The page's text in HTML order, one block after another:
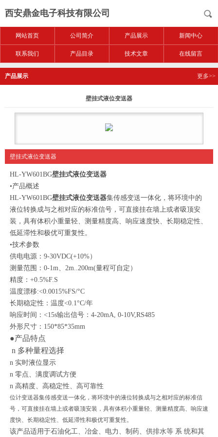
西安鼎金电子科技有限公司
网站首页 公司简介 产品展示 新闻中心
联系我们 产品目录 技术文章 在线留言
产品展示 更多>>
壁挂式液位变送器
壁挂式液位变送器
HL-YW601BG壁挂式液位变送器
•产品概述
HL-YW601BG壁挂式液位变送器集传感变送一体化，将环境中的
液位转换成与之相对应的标准信号，可直接挂在墙上或者吸顶安
装，具有体积小重量轻、测量精度高、响应速度快、长期稳定性、
低延滞性和极优可重复性。
•技术参数
供电电源：9-30VDC(+10%）
测量范围：0-1m、2m..200m(量程可自定）
精度：+0.5%F.S
温度漂移:<0.0015%FS/°C
长期稳定性：温度<0.1°C/年
响应时间：<15s输出信号：4-20mA, 0-10V,RS485
外形尺寸：150*85*35mm
●产品特点
n 多种量程选择
n 实时液位显示
n 零点、满度调试方便
n 高精度、高稳定性、高可靠性
位计变送器集传感变送一体化，将环境中的液位转换成与之相对应的标准信
号，可直接挂在墙上或者吸顶安装，具有体积小重量轻、测量精度高、响应速
度快、长期稳定性、低延滞性和极优可重复性。
该产品适用于石油化工、冶金、电力、制药、供排水等 系 统和其